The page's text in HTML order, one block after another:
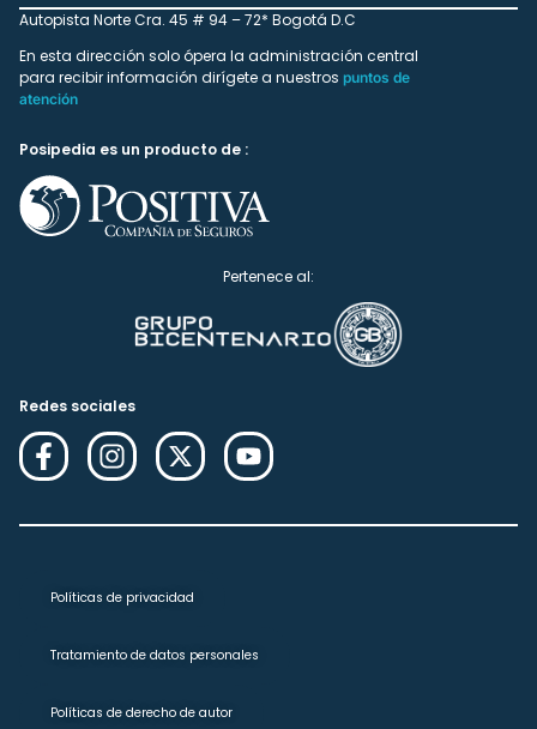
Autopista Norte Cra. 45 # 94 – 72* Bogotá D.C
En esta dirección solo ópera la administración central
para recibir información dirígete a nuestros puntos de
atención
Posipedia es un producto de :
Pertenece al:
Redes sociales
Políticas de privacidad
Tratamiento de datos personales
Políticas de derecho de autor